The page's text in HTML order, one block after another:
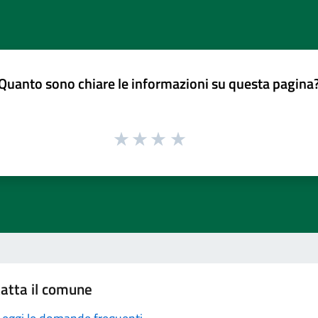
sono chiare le informazioni su questa
il comune